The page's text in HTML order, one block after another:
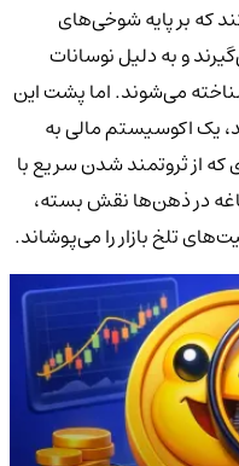
که بر پایه شوخی‌های
و به دلیل نوسانات
می‌شوند. اما پشت این
یک اکوسیستم مالی به
از ثروتمند شدن سریع با
در ذهن‌ها نقش بسته،
تلخ بازار را می‌پوشاند.